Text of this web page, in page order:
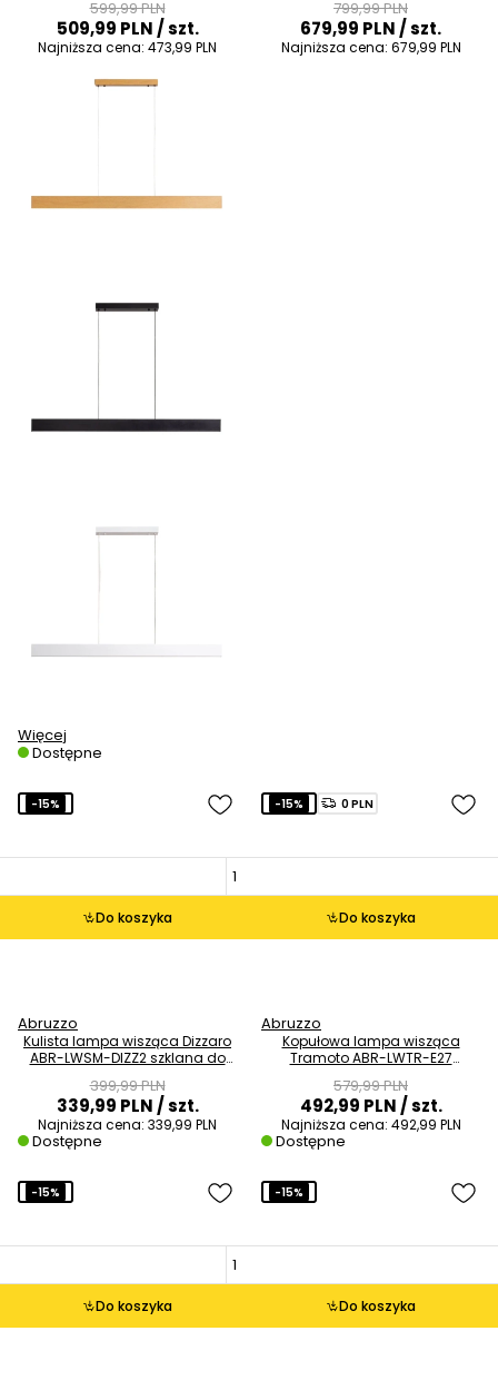
biała
599,99 PLN
509,99 PLN/ szt.
Najniższa cena: 473,99 PLN
Więcej
Dostępne
799,99 PLN
679,99 PLN/ szt.
Najniższa cena: 679,99 PLN
Do koszyka
-15%
Abruzzo
Kulista lampa wisząca Dizzaro
ABR-LWSM-DIZZ2 szklana do
399,99 PLN
339,99 PLN/ szt.
Najniższa cena: 339,99 PLN
Dostępne
Do koszyka
-15% 0 PLN
Abruzzo
Kopułowa lampa wisząca
Tramoto ABR-LWTR-E27
579,99 PLN
492,99 PLN/ szt.
Najniższa cena: 492,99 PLN
Dostępne
Do koszyka
-15%
Do koszyka
-15%